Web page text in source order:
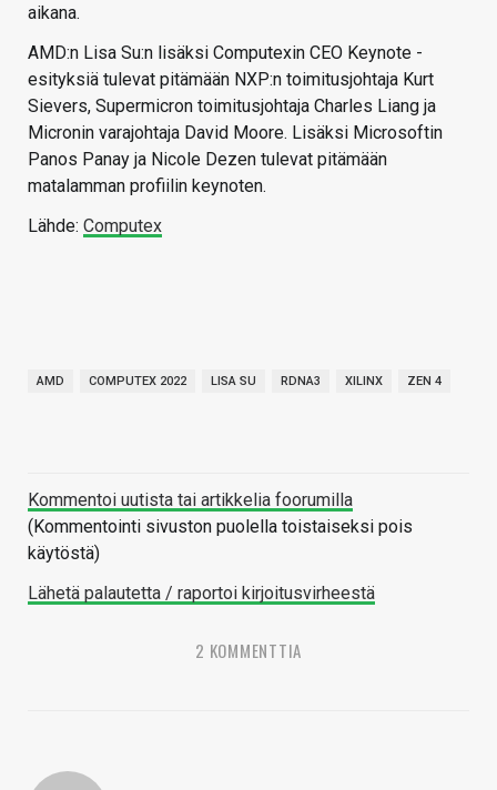
aikana.
AMD:n Lisa Su:n lisäksi Computexin CEO Keynote -
esityksiä tulevat pitämään NXP:n toimitusjohtaja Kurt
Sievers, Supermicron toimitusjohtaja Charles Liang ja
Micronin varajohtaja David Moore. Lisäksi Microsoftin
Panos Panay ja Nicole Dezen tulevat pitämään
matalamman profiilin keynoten.
Lähde: Computex
AMD COMPUTEX 2022 LISA SU RDNA3 XILINX ZEN 4
Kommentoi uutista tai artikkelia foorumilla
(Kommentointi sivuston puolella toistaiseksi pois
käytöstä)
Lähetä palautetta / raportoi kirjoitusvirheestä
2 KOMMENTTIA